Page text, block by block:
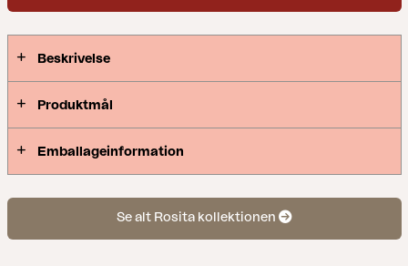
Beskrivelse
Produktmål
Emballageinformation
Se alt Rosita kollektionen